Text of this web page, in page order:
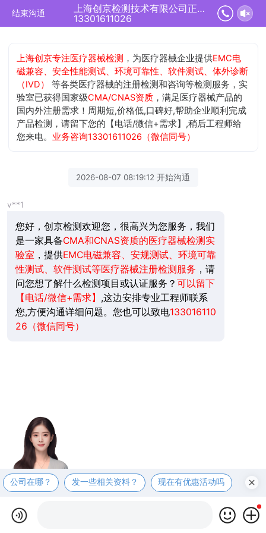
结束沟通
上海创京检测技术有限公司正在为您服务
13301611026
上海创京专注医疗器械检测 ，为医疗器械企业提供EMC电
磁兼容、安全性能测试、环境可靠性、软件测试、体外诊断
（IVD）
等各类医疗器械的注册检测和咨询等检测服务，实
验室已获得国家级CMA/CNAS资质 ，满足医疗器械产品的
国内外注册需求！周期短,价格低,口碑好,帮助企业顺利完成
产品检测，请留下您的【电话/微信+需求】,稍后工程师给
您来电。业务咨询13301611026（微信同号）
2026-08-07 08:19:12 开始沟通
v**1
您好，创京检测欢迎您，很高兴为您服务，我们
是一家具备CMA和CNAS资质的医疗器械检测实
验室 ，提供EMC电磁兼容、安规测试、环境可靠
性测试、软件测试等医疗器械注册检测服务 ，请
问您想了解什么检测项目或认证服务？ 可以留下
【电话/微信+需求】 ,这边安排专业工程师联系
您,方便沟通详细问题。您也可以致电133016110
26（微信同号）
公司在哪？ 发一些相关资料？ 现在有优惠活动吗